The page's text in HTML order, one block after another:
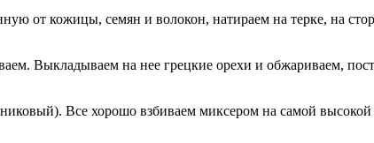
от кожицы, семян и волокон, натираем на терке, на
Выкладываем на нее грецкие орехи и обжариваем,
Все хорошо взбиваем миксером на самой